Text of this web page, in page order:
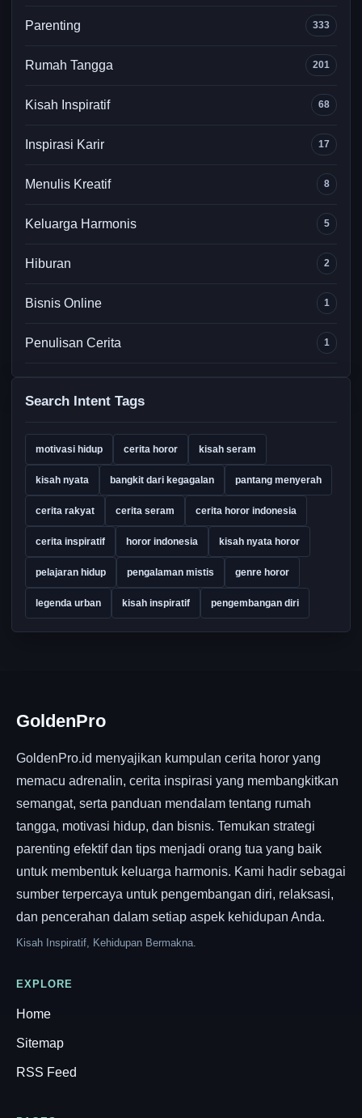
Parenting 333
Rumah Tangga 201
Kisah Inspiratif 68
Inspirasi Karir 17
Menulis Kreatif 8
Keluarga Harmonis 5
Hiburan 2
Bisnis Online 1
Penulisan Cerita 1
Search Intent Tags
motivasi hidup cerita horor kisah seram
kisah nyata bangkit dari kegagalan pantang menyerah
cerita rakyat cerita seram cerita horor indonesia
cerita inspiratif horor indonesia kisah nyata horor
pelajaran hidup pengalaman mistis genre horor
legenda urban kisah inspiratif pengembangan diri
GoldenPro
GoldenPro.id menyajikan kumpulan cerita horor yang
memacu adrenalin, cerita inspirasi yang membangkitkan
semangat, serta panduan mendalam tentang rumah
tangga, motivasi hidup, dan bisnis. Temukan strategi
parenting efektif dan tips menjadi orang tua yang baik
untuk membentuk keluarga harmonis. Kami hadir sebagai
sumber terpercaya untuk pengembangan diri, relaksasi,
dan pencerahan dalam setiap aspek kehidupan Anda.
Kisah Inspiratif, Kehidupan Bermakna.
EXPLORE
Home
Sitemap
RSS Feed